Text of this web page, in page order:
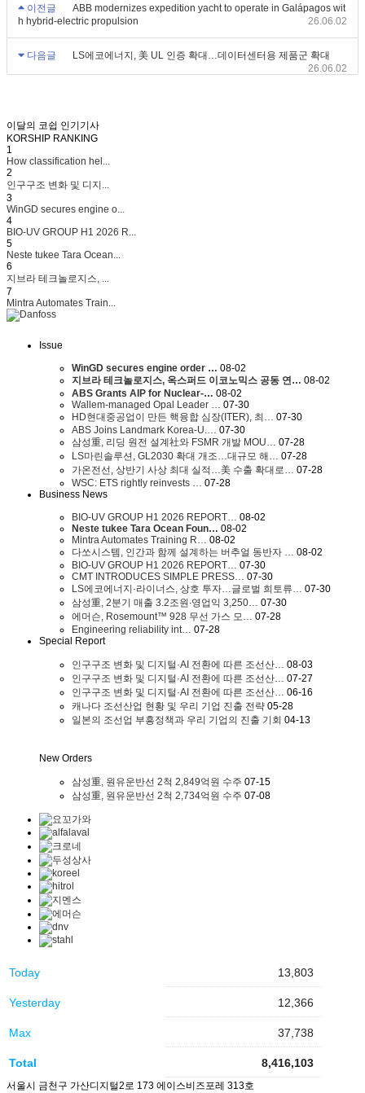
이전글
ABB modernizes expedition yacht to operate in Galápagos wit
h hybrid-electric propulsion
26.06.02
다음글
LS에코에너지, 美 UL 인증 확대…데이터센터용 제품군 확대
26.06.02
이달의 코쉽 인기기사
KORSHIP RANKING
1
How classification hel...
2
인구구조 변화 및 디지...
3
WinGD secures engine o...
4
BIO-UV GROUP H1 2026 R...
5
Neste tukee Tara Ocean...
6
지브라 테크놀로지스, ...
7
Mintra Automates Train...
Issue
WinGD secures engine order … 08-02
지브라 테크놀로지스, 옥스퍼드 이코노믹스 공동 연… 08-02
ABS Grants AIP for Nuclear-… 08-02
Wallem-managed Opal Leader … 07-30
HD현대중공업이 만든 핵융합 심장(ITER), 최… 07-30
ABS Joins Landmark Korea-U.… 07-30
삼성重, 리딩 원전 설계社와 FSMR 개발 MOU… 07-28
LS마린솔루션, GL2030 확대 개조…대규모 해… 07-28
가온전선, 상반기 사상 최대 실적…美 수출 확대로… 07-28
WSC: ETS rightly reinvests … 07-28
Business News
BIO-UV GROUP H1 2026 REPORT… 08-02
Neste tukee Tara Ocean Foun… 08-02
Mintra Automates Training R… 08-02
다쏘시스템, 인간과 함께 설계하는 버추얼 동반자 … 08-02
BIO-UV GROUP H1 2026 REPORT… 07-30
CMT INTRODUCES SIMPLE PRESS… 07-30
LS에코에너지·라이너스, 상호 투자…글로벌 희토류… 07-30
삼성重, 2분기 매출 3.2조원∙영업익 3,250… 07-30
에머슨, Rosemount™ 928 무선 가스 모… 07-28
Engineering reliability int… 07-28
Special Report
인구구조 변화 및 디지털·AI 전환에 따른 조선산… 08-03
인구구조 변화 및 디지털·AI 전환에 따른 조선산… 07-27
인구구조 변화 및 디지털·AI 전환에 따른 조선산… 06-16
캐나다 조선산업 현황 및 우리 기업 진출 전략 05-28
일본의 조선업 부흥정책과 우리 기업의 진출 기회 04-13
New Orders
삼성重, 원유운반선 2척 2,849억원 수주 07-15
삼성重, 원유운반선 2척 2,734억원 수주 07-08
Today 13,803
Yesterday 12,366
Max 37,738
Total 8,416,103
서울시 금천구 가산디지털2로 173 에이스비즈포레 313호